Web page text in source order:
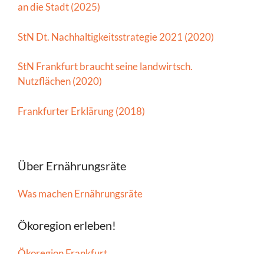
an die Stadt (2025)
StN Dt. Nachhaltigkeitsstrategie 2021 (2020)
StN Frankfurt braucht seine landwirtsch.
Nutzflächen (2020)
Frankfurter Erklärung (2018)
Über Ernährungsräte
Was machen Ernährungsräte
Ökoregion erleben!